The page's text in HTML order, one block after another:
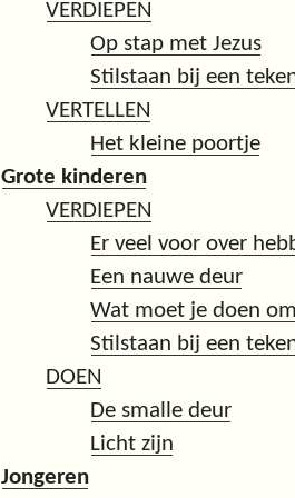
VERDIEPEN
Op stap met Jezus
Stilstaan bij een
VERTELLEN
Het kleine poortje
Grote kinderen
VERDIEPEN
Er veel voor over
Een nauwe deur
Wat moet je doen
Stilstaan bij een
DOEN
De smalle deur
Licht zijn
Jongeren